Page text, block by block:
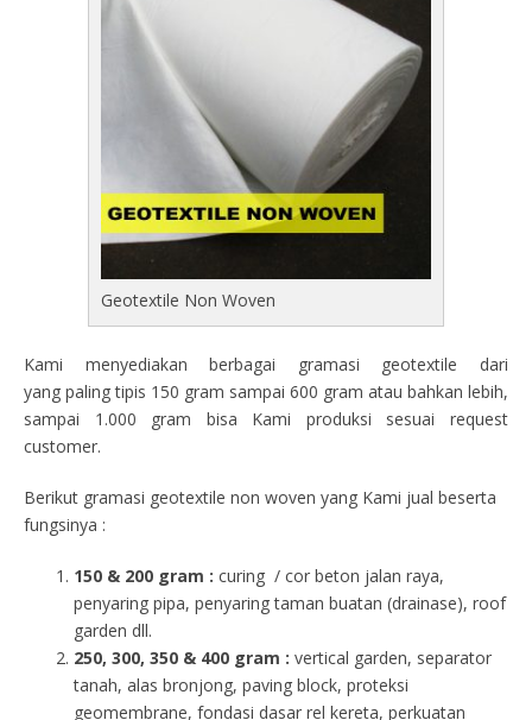
Geotextile Non Woven
Kami menyediakan berbagai gramasi geotextile dari
yang paling tipis 150 gram sampai 600 gram atau bahkan lebih,
sampai 1.000 gram bisa Kami produksi sesuai request
customer.
Berikut gramasi geotextile non woven yang Kami jual beserta
fungsinya :
150 & 200 gram : curing / cor beton jalan raya,
penyaring pipa, penyaring taman buatan (drainase), roof
garden dll.
250, 300, 350 & 400 gram : vertical garden, separator
tanah, alas bronjong, paving block, proteksi
geomembrane, fondasi dasar rel kereta, perkuatan